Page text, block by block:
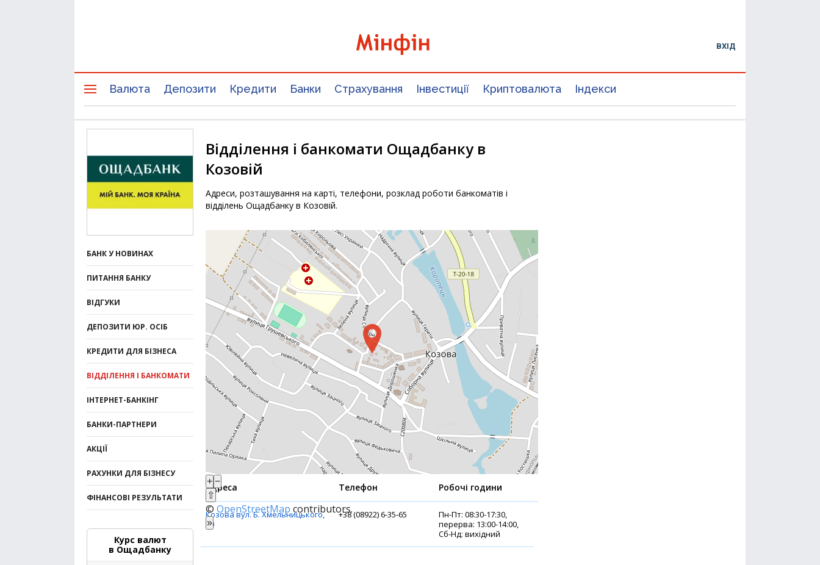
ВХІД
Валюта Депозити Кредити Банки Страхування Інвестиції Криптовалюта Індекси
БАНК У НОВИНАХ
ПИТАННЯ БАНКУ
ВІДГУКИ
ДЕПОЗИТИ ЮР. ОСІБ
КРЕДИТИ ДЛЯ БІЗНЕСА
ВІДДІЛЕННЯ І БАНКОМАТИ
ІНТЕРНЕТ-БАНКІНГ
БАНКИ-ПАРТНЕРИ
АКЦІЇ
РАХУНКИ ДЛЯ БІЗНЕСУ
ФІНАНСОВІ РЕЗУЛЬТАТИ
Курс валют
в Ощадбанку
Відділення і банкомати Ощадбанку в
Козовій
Адреси, розташування на карті, телефони, розклад роботи банкоматів і
відділень Ощадбанку в Козовій.
+ −
⇧
© OpenStreetMap contributors.
»
Адреса Телефон Робочі години
Козова вул. Б. Хмельницького,
10
+38 (08922) 6-35-65
Пн-Пт: 08:30-17:30,
перерва: 13:00-14:00,
Сб-Нд: вихідний